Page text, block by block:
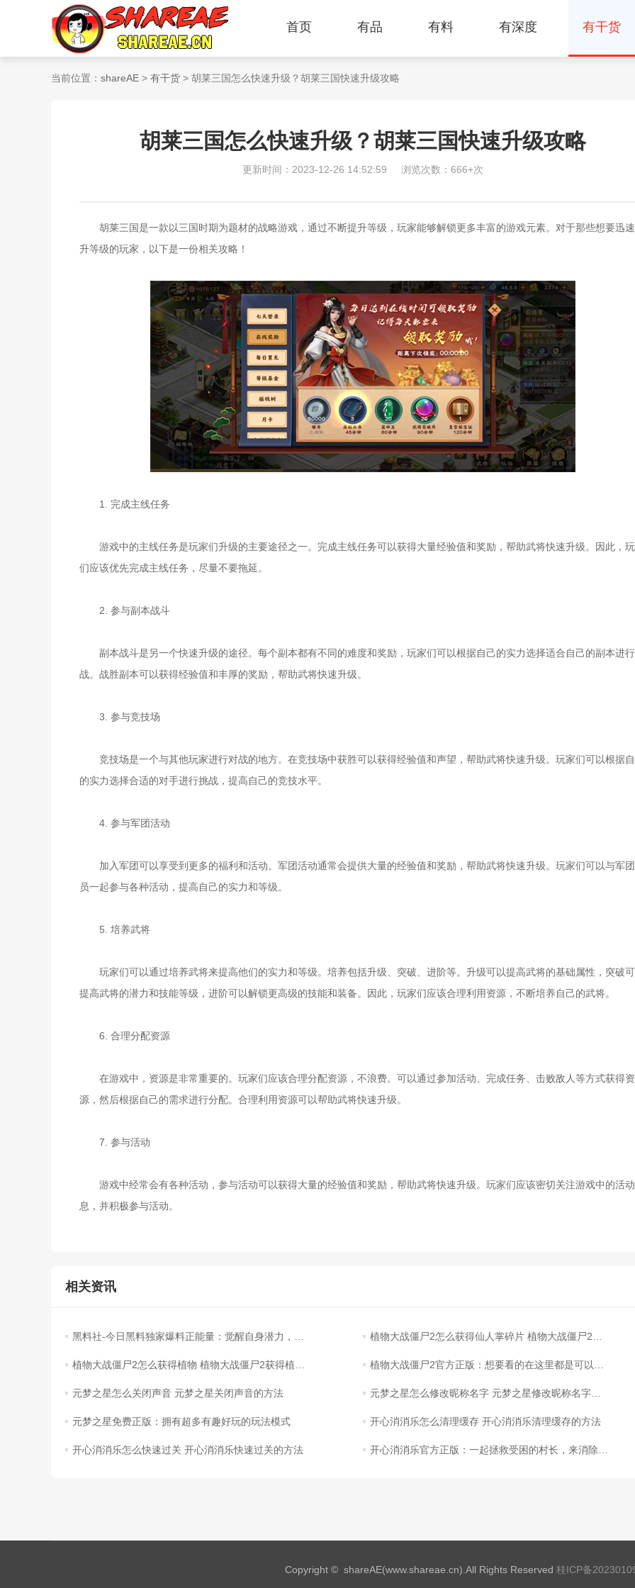
首页 有品 有料 有深度 有干货
当前位置： shareAE > 有干货 > 胡莱三国怎么快速升级？胡莱三国快速升级攻略
胡莱三国怎么快速升级？胡莱三国快速升级攻略
更新时间：2023-12-26 14:52:59 浏览次数：666+次
胡莱三国是一款以三国时期为题材的战略游戏，通过不断提升等级，玩家能够解锁更多丰富的游戏元素。对于那些想要迅
升等级的玩家，以下是一份相关攻略！
1. 完成主线任务
游戏中的主线任务是玩家们升级的主要途径之一。完成主线任务可以获得大量经验值和奖励，帮助武将快速升级。因此，
们应该优先完成主线任务，尽量不要拖延。
2. 参与副本战斗
副本战斗是另一个快速升级的途径。每个副本都有不同的难度和奖励，玩家们可以根据自己的实力选择适合自己的副本进
战。战胜副本可以获得经验值和丰厚的奖励，帮助武将快速升级。
3. 参与竞技场
竞技场是一个与其他玩家进行对战的地方。在竞技场中获胜可以获得经验值和声望，帮助武将快速升级。玩家们可以根据
的实力选择合适的对手进行挑战，提高自己的竞技水平。
4. 参与军团活动
加入军团可以享受到更多的福利和活动。军团活动通常会提供大量的经验值和奖励，帮助武将快速升级。玩家们可以与军
员一起参与各种活动，提高自己的实力和等级。
5. 培养武将
玩家们可以通过培养武将来提高他们的实力和等级。培养包括升级、突破、进阶等。升级可以提高武将的基础属性，突破
提高武将的潜力和技能等级，进阶可以解锁更高级的技能和装备。因此，玩家们应该合理利用资源，不断培养自己的武将。
6. 合理分配资源
在游戏中，资源是非常重要的。玩家们应该合理分配资源，不浪费。可以通过参加活动、完成任务、击败敌人等方式获得资
源，然后根据自己的需求进行分配。合理利用资源可以帮助武将快速升级。
7. 参与活动
游戏中经常会有各种活动，参与活动可以获得大量的经验值和奖励，帮助武将快速升级。玩家们应该密切关注游戏中的活
息，并积极参与活动。
相关资讯
元梦之星怎么关闭声音 元梦之星关闭声音的方法
元梦之星免费正版：拥有超多有趣好玩的玩法模式 开心消消乐怎么清理缓存 开心消消乐清理缓存的方法
开心消消乐怎么快速过关 开心消消乐快速过关的方法
Copyright © shareAE(www.shareae.cn).All Rights Reserved 桂ICP备